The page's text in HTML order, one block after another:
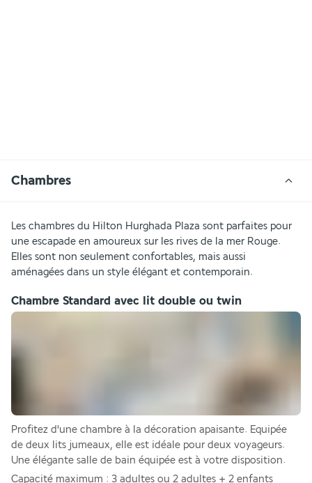
Chambres
Les chambres du Hilton Hurghada Plaza sont parfaites pour
une escapade en amoureux sur les rives de la mer Rouge.
Elles sont non seulement confortables, mais aussi
aménagées dans un style élégant et contemporain.
Chambre Standard avec lit double ou twin
Profitez d'une chambre à la décoration apaisante. Equipée
de deux lits jumeaux, elle est idéale pour deux voyageurs.
Une élégante salle de bain équipée est à votre disposition.
Capacité maximum : 3 adultes ou 2 adultes + 2 enfants